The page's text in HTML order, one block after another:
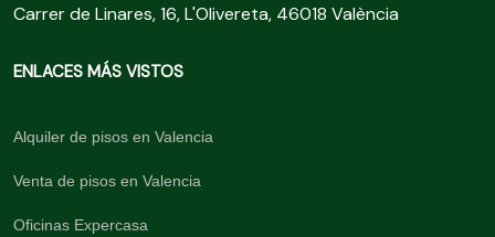
Carrer de Linares, 16, L'Olivereta, 46018 València
ENLACES MÁS VISTOS
Alquiler de pisos en Valencia
Venta de pisos en Valencia
Oficinas Expercasa